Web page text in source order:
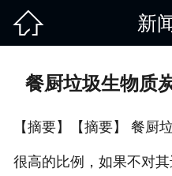
 新
餐厨垃圾生物质
【摘要】【摘要】 餐厨
很高的比例，如果不对